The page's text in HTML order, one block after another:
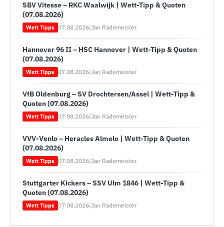
SBV Vitesse – RKC Waalwijk | Wett-Tipp & Quoten
(07.08.2026)
Wett Tipps 07.08.2026|Jan Rademeister
Hannover 96 II – HSC Hannover | Wett-Tipp & Quoten
(07.08.2026)
Wett Tipps 07.08.2026|Jan Rademeister
VfB Oldenburg – SV Drochtersen/Assel | Wett-Tipp &
Quoten (07.08.2026)
Wett Tipps 07.08.2026|Jan Rademeister
VVV-Venlo – Heracles Almelo | Wett-Tipp & Quoten
(07.08.2026)
Wett Tipps 07.08.2026|Jan Rademeister
Stuttgarter Kickers – SSV Ulm 1846 | Wett-Tipp &
Quoten (07.08.2026)
Wett Tipps 07.08.2026|Jan Rademeister